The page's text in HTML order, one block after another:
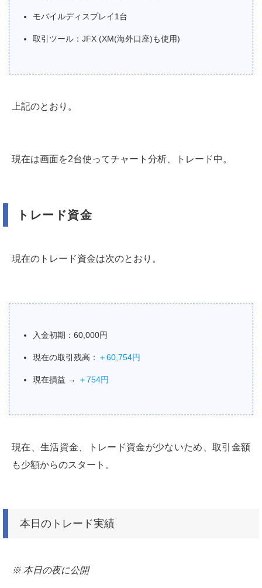
モバイルディスプレイ1台
取引ツール：JFX (XM(海外口座)も使用)
上記のとおり。
現在は画面を2台使ってチャート分析、トレード中。
トレード資金
現在のトレード資金は次のとおり。
入金初期：60,000円
現在の取引残高： ＋60,754円
現在損益 → ＋754円
現在、生活資金、トレード資金が少ないため、取引金額
も少額からのスタート。
本日のトレード実績
※ 本日の夜に公開